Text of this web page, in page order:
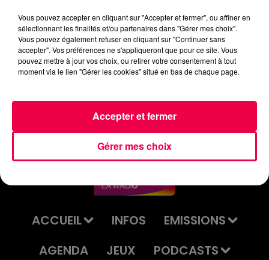
TRAIL DES TERROIRS VOSGIENS 2025
: MAGNUM LA RADIO EN DIRECT DU
TRAIL DES TERROIRS VOSGIENS 2025
A ÉPINAL, AVEC JEAN-CLAUDE
départemental Vosges FRANCE
PARKINSON, et Marc, vosgien
atteint de la maladie de Parkinson
ACCUEIL INFOS
EMISSIONS
AGENDA
JEUX PODCASTS
Vous pouvez accepter en cliquant sur "Accepter et fermer", ou affiner en
sélectionnant les finalités et/ou partenaires dans "Gérer mes choix".
Vous pouvez également refuser en cliquant sur "Continuer sans
accepter". Vos préférences ne s'appliqueront que pour ce site. Vous
pouvez mettre à jour vos choix, ou retirer votre consentement à tout
moment via le lien "Gérer les cookies" situé en bas de chaque page.
Gérer mes choix
Accepter et fermer